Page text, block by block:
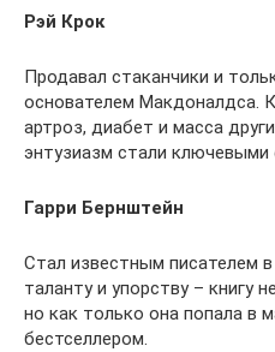
Рэй Крок
Продавал стаканчики и
основателем Макдоналдса.
артроз, диабет и масса
энтузиазм стали ключевыми
Гарри Бернштейн
Стал известным писателем
таланту и упорству – книгу
но как только она попала в
бестселлером.